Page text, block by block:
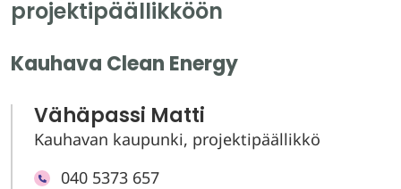
projektipäällikköön
Kauhava Clean Energy
Vähäpassi Matti
Kauhavan kaupunki, projektipäällikkö
040 5373 657